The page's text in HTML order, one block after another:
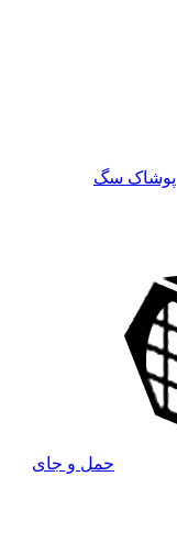
پوشاک سگ
حمل و جای